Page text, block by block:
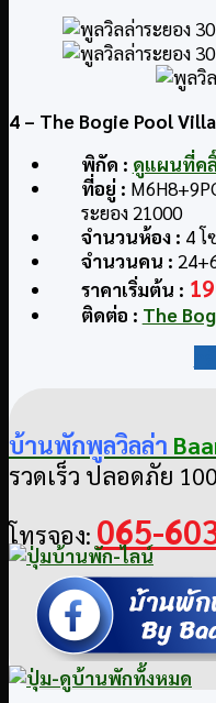
4 – The Bogie Pool Villa
พิกัด : ดูแผนที่ค
ที่อยู่ :
ระยอง 21000
จำนวนห้อง : 4 โ
จำนวนคน :
ราคาเริ่มต้น :
ติดต่อ : The
บ้านพักพูลวิลล่า
รวดเร็ว ปลอดภัย
โทรจอง: 065-